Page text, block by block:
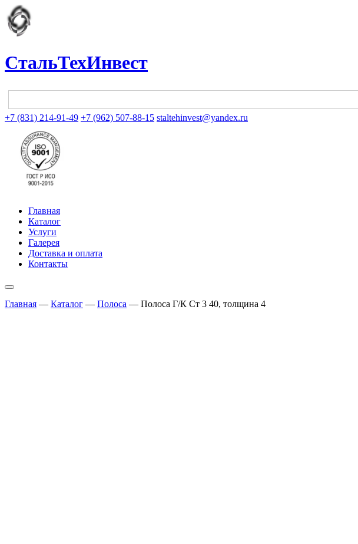
СтальТехИнвест
+7 (831) 214-91-49 +7 (962) 507-88-15 staltehinvest@yandex.ru
Главная
Каталог
Услуги
Галерея
Доставка и оплата
Контакты
Главная — Каталог — Полоса — Полоса Г/К Ст 3 40, толщина 4